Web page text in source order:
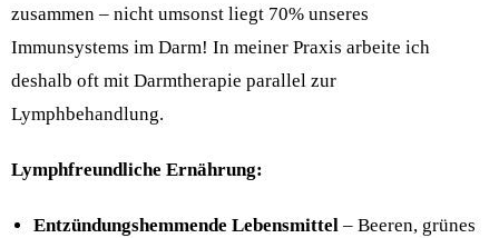
zusammen – nicht umsonst liegt 70% unseres
Immunsystems im Darm! In meiner Praxis arbeite ich
deshalb oft mit Darmtherapie parallel zur
Lymphbehandlung.
Lymphfreundliche Ernährung:
Entzündungshemmende Lebensmittel – Beeren, grünes